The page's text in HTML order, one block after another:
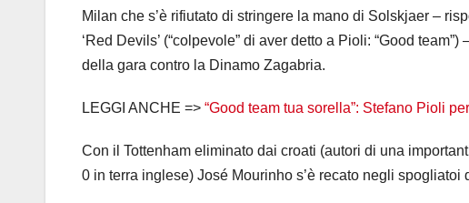
Milan che s’è rifiutato di stringere la mano di Solskjaer –
‘Red Devils’ (“colpevole” di aver detto a Pioli: “Good
della gara contro la Dinamo Zagabria.
LEGGI ANCHE => “Good team tua sorella”: Stefano Pioli
Con il Tottenham eliminato dai croati (autori di una
0 in terra inglese) José Mourinho s’è recato negli